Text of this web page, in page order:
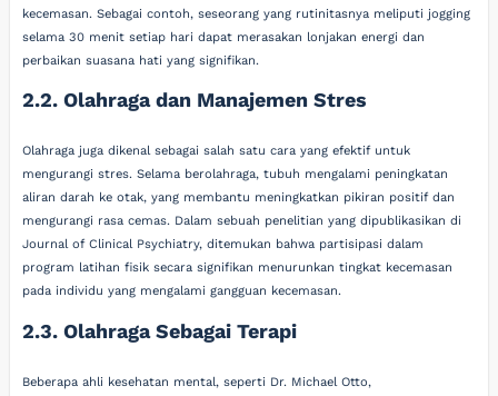
kecemasan. Sebagai contoh, seseorang yang rutinitasnya meliputi jogging
selama 30 menit setiap hari dapat merasakan lonjakan energi dan
perbaikan suasana hati yang signifikan.
2.2. Olahraga dan Manajemen Stres
Olahraga juga dikenal sebagai salah satu cara yang efektif untuk
mengurangi stres. Selama berolahraga, tubuh mengalami peningkatan
aliran darah ke otak, yang membantu meningkatkan pikiran positif dan
mengurangi rasa cemas. Dalam sebuah penelitian yang dipublikasikan di
Journal of Clinical Psychiatry, ditemukan bahwa partisipasi dalam
program latihan fisik secara signifikan menurunkan tingkat kecemasan
pada individu yang mengalami gangguan kecemasan.
2.3. Olahraga Sebagai Terapi
Beberapa ahli kesehatan mental, seperti Dr. Michael Otto,